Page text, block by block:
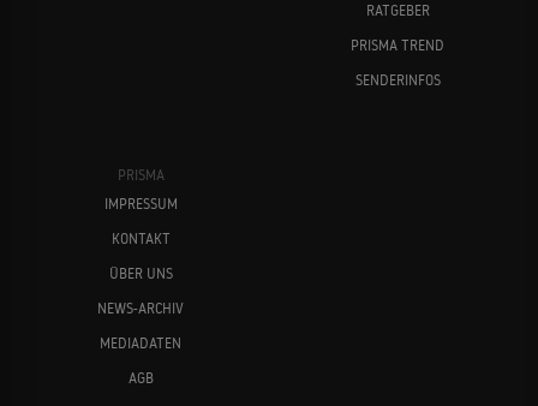
RATGEBER
PRISMA TREND
SENDERINFOS
PRISMA
IMPRESSUM
KONTAKT
ÜBER UNS
NEWS-ARCHIV
MEDIADATEN
AGB